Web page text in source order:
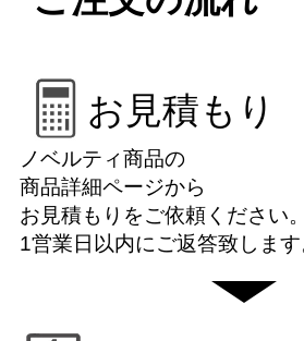
お見積もり
ノベルティ商品の
商品詳細ページから
お見積もりをご依頼ください。
1営業日以内にご返答致します